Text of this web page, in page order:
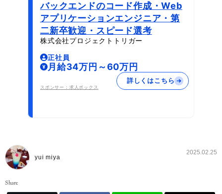
バックエンドのコード作成・Web
アプリケーションエンジニア・第
二新卒歓迎・スピード選考
株式会社プロジェクトトリガー
正社員
月給34万円～60万円
スポンサー：求人ボックス
詳しくはこちら
yui miya
2025.02.25
Share